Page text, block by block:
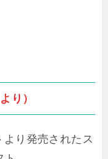
り）
り発売されたス